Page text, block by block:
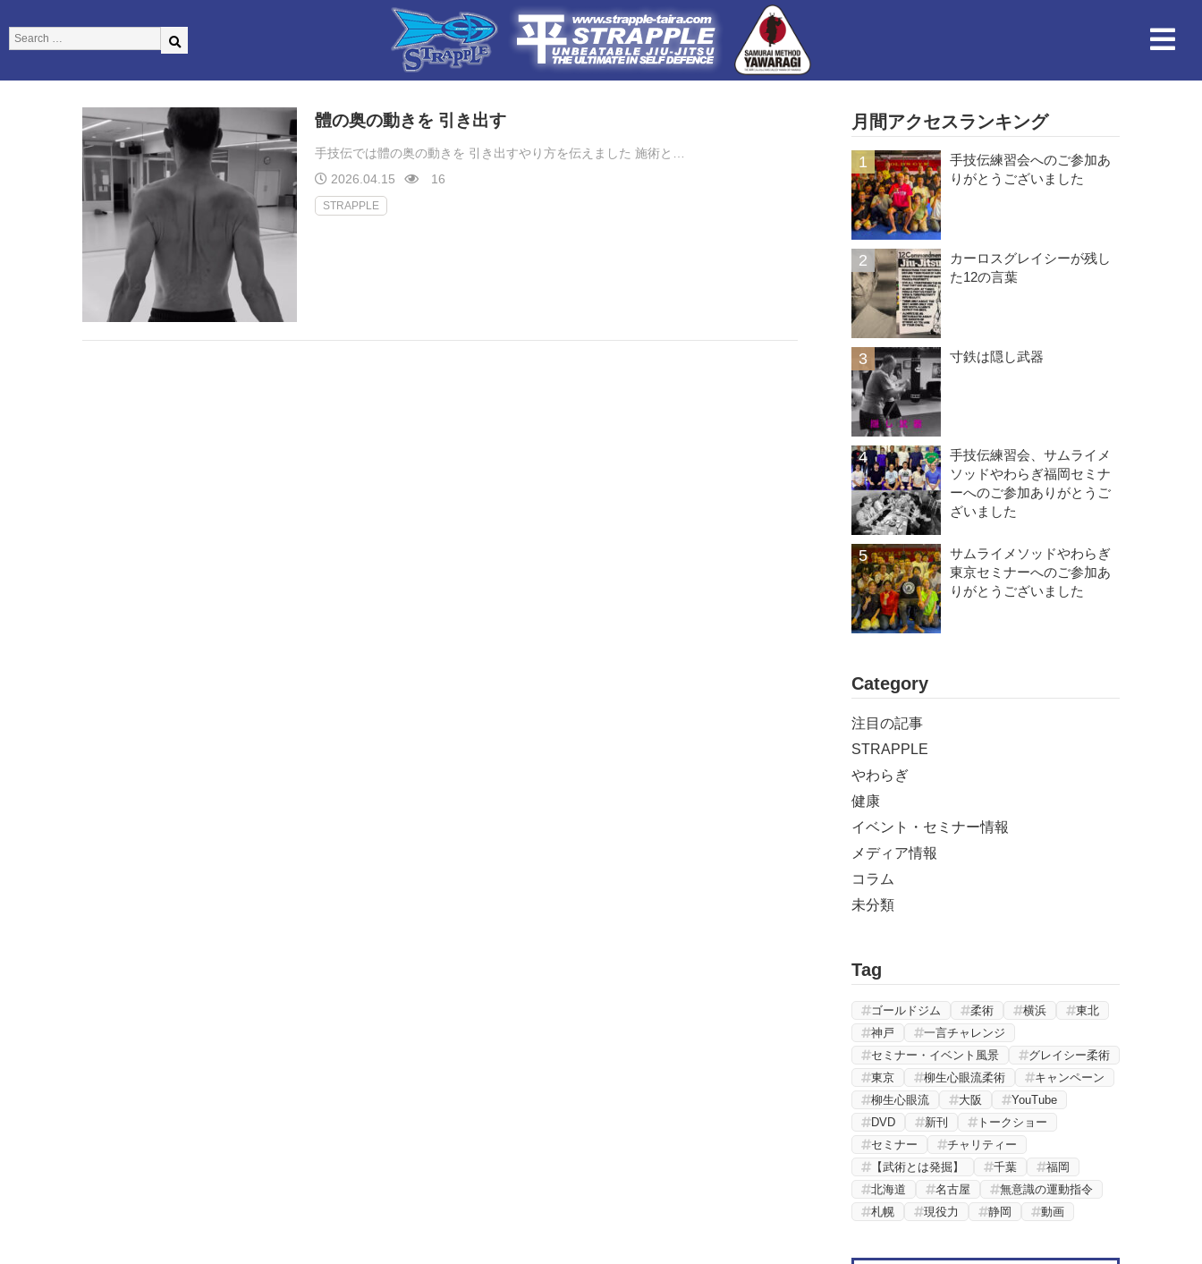
體の奥の動きを 引き出す
手技伝では體の奥の動きを 引き出すやり方を伝えました 施術と…
2026.04.15
16
STRAPPLE
月間アクセスランキング
手技伝練習会へのご参加あ
りがとうございました
カーロスグレイシーが残し
た12の言葉
寸鉄は隠し武器
手技伝練習会、サムライメ
ソッドやわらぎ福岡セミナ
ーへのご参加ありがとうご
ざいました
サムライメソッドやわらぎ
東京セミナーへのご参加あ
りがとうございました
Category
注目の記事
STRAPPLE
やわらぎ
健康
イベント・セミナー情報
メディア情報
コラム
未分類
Tag
ゴールドジム 柔術 横浜
東北
神戸
一言チャレンジ
セミナー・イベント風景
グレイシー柔術
東京
柳生心眼流柔術
キャンペーン
柳生心眼流
大阪
YouTube
DVD
新刊
トークショー
セミナー
チャリティー
【武術とは発掘】
千葉
福岡
北海道
名古屋
無意識の運動指令
札幌
現役力 静岡 動画